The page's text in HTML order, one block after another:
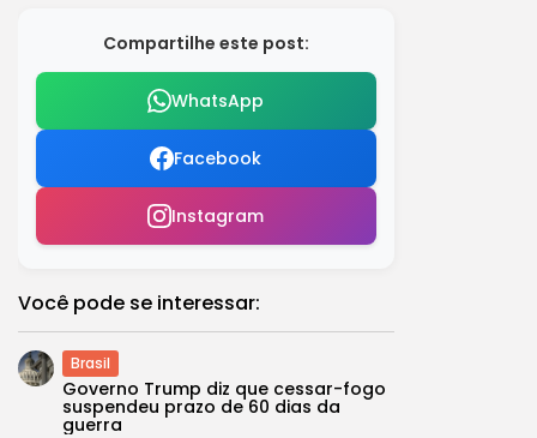
Compartilhe este post:
WhatsApp
Facebook
Instagram
Você pode se interessar:
Brasil
Governo Trump diz que cessar-fogo
suspendeu prazo de 60 dias da
guerra